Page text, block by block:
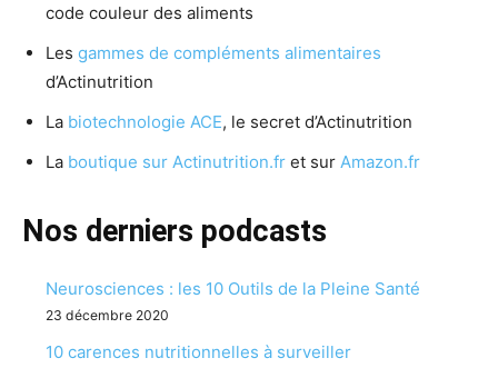
code couleur des aliments
Les gammes de compléments alimentaires
d’Actinutrition
La biotechnologie ACE, le secret d’Actinutrition
La boutique sur Actinutrition.fr et sur Amazon.fr
Nos derniers podcasts
Neurosciences : les 10 Outils de la Pleine Santé
23 décembre 2020
10 carences nutritionnelles à surveiller